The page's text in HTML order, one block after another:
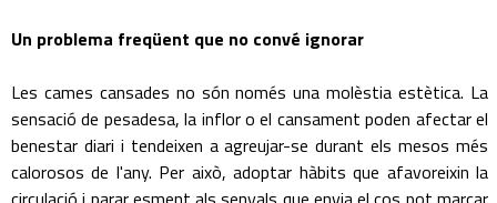
Un problema freqüent que no convé ignorar
Les cames cansades no són només una molèstia estètica. La
sensació de pesadesa, la inflor o el cansament poden afectar el
benestar diari i tendeixen a agreujar-se durant els mesos més
calorosos de l'any. Per això, adoptar hàbits que afavoreixin la